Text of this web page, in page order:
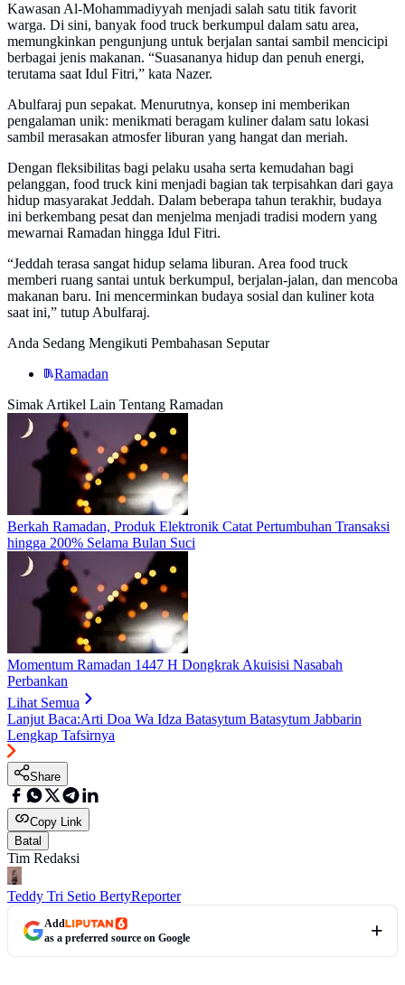
Kawasan Al-Mohammadiyyah menjadi salah satu titik favorit
warga. Di sini, banyak food truck berkumpul dalam satu area,
memungkinkan pengunjung untuk berjalan santai sambil mencicipi
berbagai jenis makanan. “Suasananya hidup dan penuh energi,
terutama saat Idul Fitri,” kata Nazer.
Abulfaraj pun sepakat. Menurutnya, konsep ini memberikan
pengalaman unik: menikmati beragam kuliner dalam satu lokasi
sambil merasakan atmosfer liburan yang hangat dan meriah.
Dengan fleksibilitas bagi pelaku usaha serta kemudahan bagi
pelanggan, food truck kini menjadi bagian tak terpisahkan dari gaya
hidup masyarakat Jeddah. Dalam beberapa tahun terakhir, budaya
ini berkembang pesat dan menjelma menjadi tradisi modern yang
mewarnai Ramadan hingga Idul Fitri.
“Jeddah terasa sangat hidup selama liburan. Area food truck
memberi ruang santai untuk berkumpul, berjalan-jalan, dan mencoba
makanan baru. Ini mencerminkan budaya sosial dan kuliner kota
saat ini,” tutup Abulfaraj.
Anda Sedang Mengikuti Pembahasan Seputar
Ramadan
Simak Artikel Lain Tentang Ramadan
Berkah Ramadan, Produk Elektronik Catat Pertumbuhan Transaksi
hingga 200% Selama Bulan Suci
Momentum Ramadan 1447 H Dongkrak Akuisisi Nasabah
Perbankan
Lihat Semua
Lanjut Baca:Arti Doa Wa Idza Batasytum Batasytum Jabbarin
Lengkap Tafsirnya
Share
Copy Link
Batal
Tim Redaksi
Teddy Tri Setio BertyReporter
Add
as a preferred source on Google